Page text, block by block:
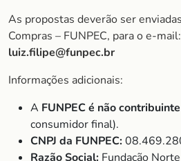
As propostas deverão ser
Compras – FUNPEC, para o e-mail:
luiz.filipe@funpec.br
Informações adicionais:
A FUNPEC é não
consumidor final).
CNPJ da FUNPEC:
Razão Social: Fundação